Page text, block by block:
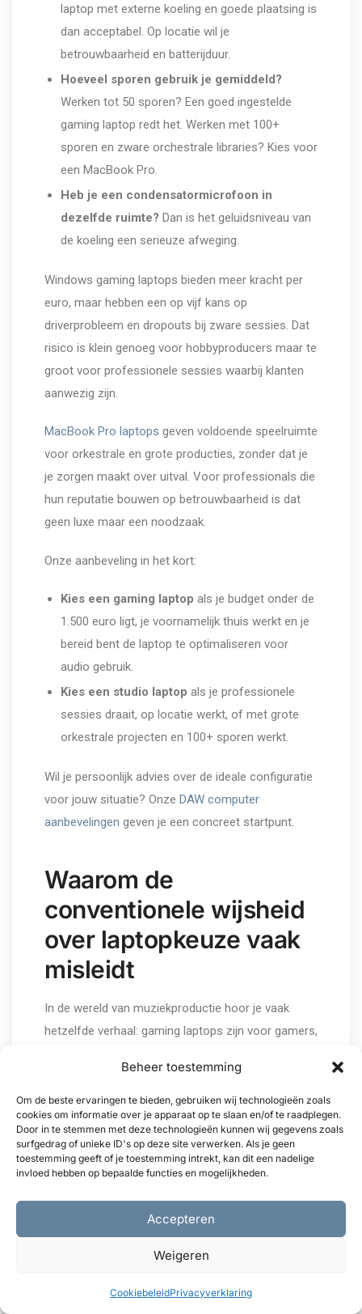
Beheer toestemming
Om de beste ervaringen te bieden, gebruiken wij technologieën zoals
cookies om informatie over je apparaat op te slaan en/of te raadplegen.
Door in te stemmen met deze technologieën kunnen wij gegevens zoals
surfgedrag of unieke ID's op deze site verwerken. Als je geen
toestemming geeft of je toestemming intrekt, kan dit een nadelige
invloed hebben op bepaalde functies en mogelijkheden.
Accepteren
Weigeren
CookiebeleidPrivacyverklaring
laptop met externe koeling en goede plaatsing is
dan acceptabel. Op locatie wil je
betrouwbaarheid en batterijduur.
Hoeveel sporen gebruik je gemiddeld?
Werken tot 50 sporen? Een goed ingestelde
gaming laptop redt het. Werken met 100+
sporen en zware orchestrale libraries? Kies voor
een MacBook Pro.
Heb je een condensatormicrofoon in
dezelfde ruimte? Dan is het geluidsniveau van
de koeling een serieuze afweging.
Windows gaming laptops bieden meer kracht per
euro, maar hebben een op vijf kans op
driverprobleem en dropouts bij zware sessies. Dat
risico is klein genoeg voor hobbyproducers maar te
groot voor professionele sessies waarbij klanten
aanwezig zijn.
MacBook Pro laptops geven voldoende speelruimte
voor orkestrale en grote producties, zonder dat je
je zorgen maakt over uitval. Voor professionals die
hun reputatie bouwen op betrouwbaarheid is dat
geen luxe maar een noodzaak.
Onze aanbeveling in het kort:
Kies een gaming laptop als je budget onder de
1.500 euro ligt, je voornamelijk thuis werkt en je
bereid bent de laptop te optimaliseren voor
audio gebruik.
Kies een studio laptop als je professionele
sessies draait, op locatie werkt, of met grote
orkestrale projecten en 100+ sporen werkt.
Wil je persoonlijk advies over de ideale configuratie
voor jouw situatie? Onze DAW computer
aanbevelingen geven je een concreet startpunt.
Waarom de
conventionele wijsheid
over laptopkeuze vaak
misleidt
In de wereld van muziekproductie hoor je vaak
hetzelfde verhaal: gaming laptops zijn voor gamers,
zwart-wit redenering klopt niet, en als specialist in
studio setups zien we dagelijks producers die daar
de prijs voor betalen, in beide richtingen.
Thermisch throttling wordt door veel mensen
gezien als een teken dat een laptop niet geschikt is.
Maar thermisch throttling is een
veiligheidsmaatregel die elke laptop heeft. Het
verschil zit in hoe snel en hoe zwaar een laptop
undervolting, betere koeling en slimme